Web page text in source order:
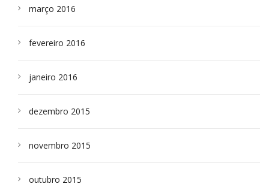
março 2016
fevereiro 2016
janeiro 2016
dezembro 2015
novembro 2015
outubro 2015